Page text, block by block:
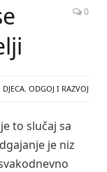
0
DJECA, ODGOJ I RAZVOJ
to slučaj sa
je niz